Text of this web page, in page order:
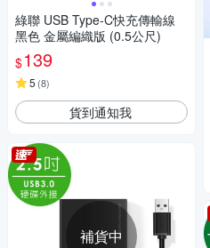
綠聯 USB Type-C快充傳輸線
黑色 金屬編織版 (0.5公尺)
$139
5 (8)
貨到通知我
補貨中